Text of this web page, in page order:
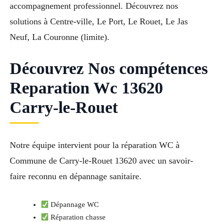
accompagnement professionnel. Découvrez nos
solutions à Centre-ville, Le Port, Le Rouet, Le Jas
Neuf, La Couronne (limite).
Découvrez Nos compétences
Reparation Wc 13620
Carry-le-Rouet
Notre équipe intervient pour la réparation WC à
Commune de Carry-le-Rouet 13620 avec un savoir-
faire reconnu en dépannage sanitaire.
Dépannage WC
Réparation chasse